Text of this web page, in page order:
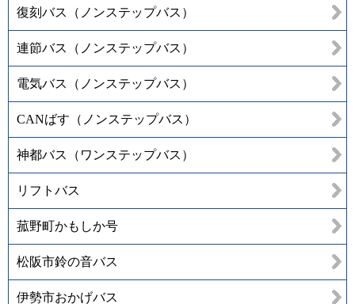
復刻バス（ノンステップバス）
連節バス（ノンステップバス）
電気バス（ノンステップバス）
CANばす（ノンステップバス）
神都バス（ワンステップバス）
リフトバス
菰野町かもしか号
松阪市鈴の音バス
伊勢市おかげバス